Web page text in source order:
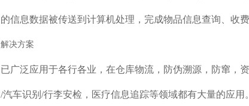
的信息数据被传送到计算机处理，完成物品信息查询、收
解决方案
已广泛应用于各行各业，在仓库物流，防伪溯源，防窜，
/汽车识别/行李安检，医疗信息追踪等领域都有大量的应用。